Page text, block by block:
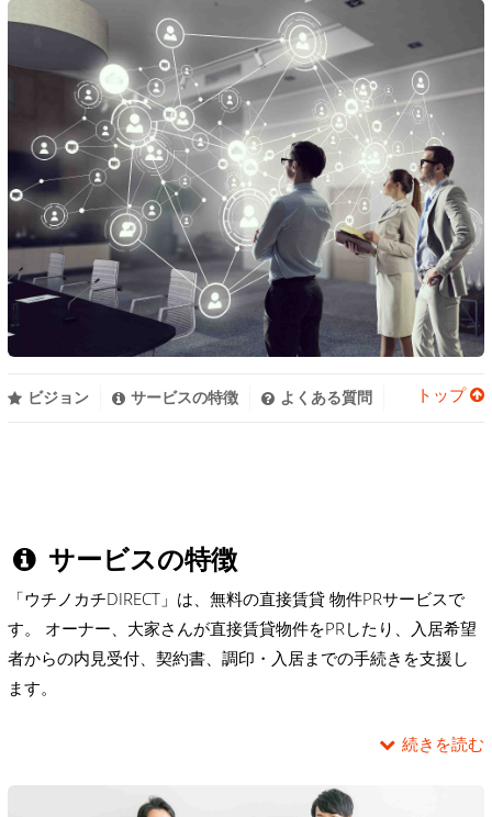
ビジョン サービスの特徴 よくある質問 トップ
サービスの特徴
「ウチノカチDIRECT」は、無料の直接賃貸 物件PRサービスで
す。 オーナー、大家さんが直接賃貸物件をPRしたり、入居希望
者からの内見受付、契約書、調印・入居までの手続きを支援し
ます。
続きを読む